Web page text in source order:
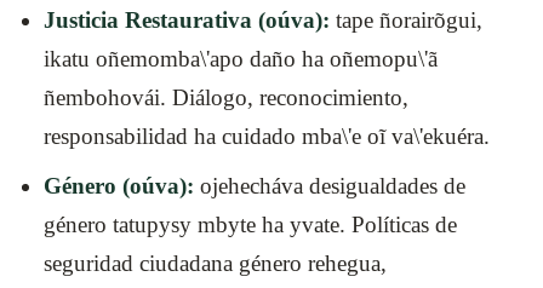
Justicia Restaurativa (oúva): tape ñorairõgui,
ikatu oñemomba\'apo daño ha oñemopu\'ã
ñembohovái. Diálogo, reconocimiento,
responsabilidad ha cuidado mba\'e oĩ va\'ekuéra.
Género (oúva): ojehecháva desigualdades de
género tatupysy mbyte ha yvate. Políticas de
seguridad ciudadana género rehegua,